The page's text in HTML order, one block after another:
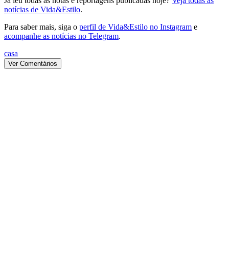
notícias de Vida&Estilo.
Para saber mais, siga o perfil de Vida&Estilo no Instagram e
acompanhe as notícias no Telegram.
casa
Ver Comentários